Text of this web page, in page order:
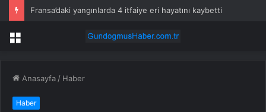
Fransa’daki yangınlarda 4 itfaiye eri hayatını kaybetti
Menü
Anasayfa / Haber
Haber